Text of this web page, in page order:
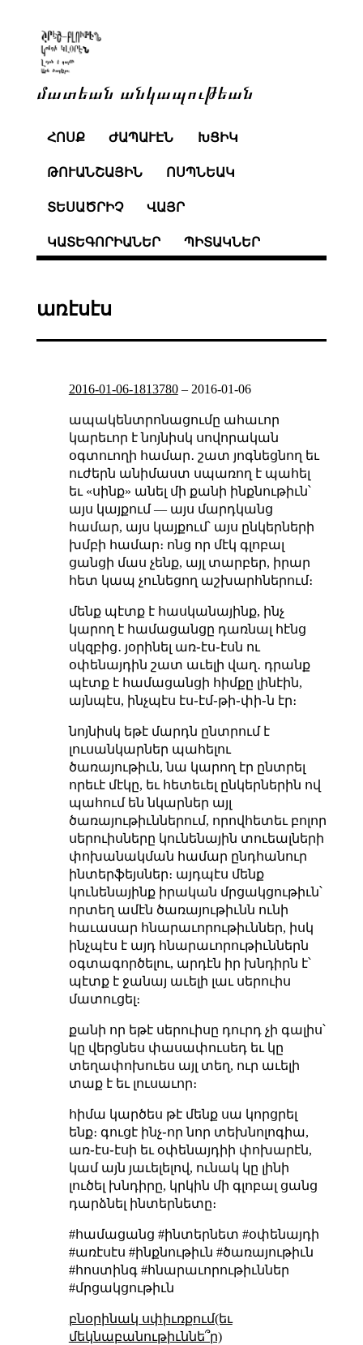
մատեան անկապութեան
ՀՈՍՔ ԺԱՊԱՒԷՆ ԽՑԻԿ
ԹՈՒԱՆՇԱՅԻՆ ՈՍՊՆԵԱԿ
ՏԵՍԱԾՐԻՉ ՎԱՅՐ
ԿԱՏԵԳՈՐԻԱՆԵՐ ՊԻՏԱԿՆԵՐ
առէսէս
2016-01-06-1813780– 2016-01-06
ապակենտրոնացումը ահաւոր
կարեւոր է նոյնիսկ սովորական
օգտուողի համար․ շատ յոգնեցնող եւ
ուժերն անիմաստ սպառող է պահել
եւ «սինք» անել մի քանի ինքնութիւն՝
այս կայքում — այս մարդկանց
համար, այս կայքում՝ այս ընկերների
խմբի համար։ ոնց որ մէկ գլոբալ
ցանցի մաս չենք, այլ տարբեր, իրար
հետ կապ չունեցող աշխարհներում։
մենք պէտք է հասկանայինք, ինչ
կարող է համացանցը դառնալ հէնց
սկզբից․ յօրինել առ֊էս֊էսն ու
օփենայդին շատ աւելի վաղ․ դրանք
պէտք է համացանցի հիմքը լինէին,
այնպէս, ինչպէս էս֊էմ֊թի֊փի֊ն էր։
նոյնիսկ եթէ մարդն ընտրում է
լուսանկարներ պահելու
ծառայութիւն, նա կարող էր ընտրել
որեւէ մէկը, եւ հետեւել ընկերներին ով
պահում են նկարներ այլ
ծառայութիւններում, որովհետեւ բոլոր
սերուիսները կունենային տուեալների
փոխանակման համար ընդհանուր
ինտերֆեյսներ։ այդպէս մենք
կունենայինք իրական մրցակցութիւն՝
որտեղ ամէն ծառայութիւնն ունի
հաւասար հնարաւորութիւններ, իսկ
ինչպէս է այդ հնարաւորութիւններն
օգտագործելու, արդէն իր խնդիրն է՝
պէտք է ջանայ աւելի լաւ սերուիս
մատուցել։
քանի որ եթէ սերուիսը դուրդ չի գալիս՝
կը վերցնես փասափուսեդ եւ կը
տեղափոխուես այլ տեղ, ուր աւելի
տաք է եւ լուսաւոր։
հիմա կարծես թէ մենք սա կորցրել
ենք։ գուցէ ինչ֊որ նոր տեխնոլոգիա,
առ֊էս֊էսի եւ օփենայդիի փոխարէն,
կամ այն յաւելելով, ունակ կը լինի
լուծել խնդիրը, կրկին մի գլոբալ ցանց
դարձնել ինտերնետը։
#համացանց #ինտերնետ #օփենայդի
#առէսէս #ինքնութիւն #ծառայութիւն
#հոստինգ #հնարաւորութիւններ
#մրցակցութիւն
բնօրինակ սփիւռքում(եւ
մեկնաբանութիւննե՞ր)